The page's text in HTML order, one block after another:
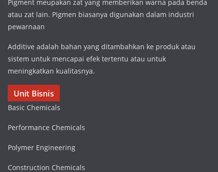
Pigment meupakan zat yang memberikan warna pada benda
atau zat lain. Pigmen biasanya digunakan dalam industri
pewarnaan
Additive adalah bahan yang ditambahkan ke produk atau
sistem untuk mencapai efek tertentu atau untuk
meningkatkan kualitasnya.
Unit Bisnis
Basic Chemicals
Performance Chemicals
Polymer Engineering
Construction Chemicals